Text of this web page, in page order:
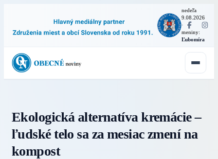
nedeľa
9.08.2026
·
meniny:
Ľubomíra
Ekologická alternatíva kremácie –
ľudské telo sa za mesiac zmení na
kompost